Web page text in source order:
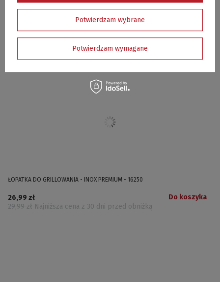
1 rok - przedsiębiorcy (zakup na FV z NIP)
Mogą Cię również zainteresować
ŁOPATKA DO GRILLOWANIA - INOX PREMIUM - 16250
26,99 zł
29,99 zł Najniższa cena z 30 dni przed obniżką
Do koszyka
Potwierdzam wybrane
Potwierdzam wymagane